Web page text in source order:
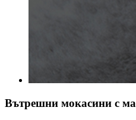
Вътрешни мокасини с